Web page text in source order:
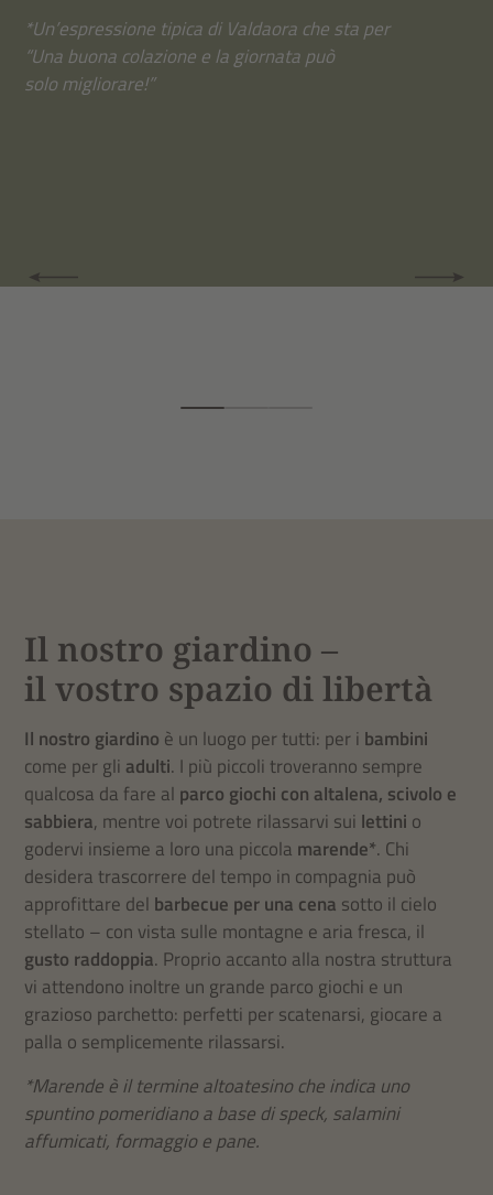
*Un’espressione tipica di Valdaora che sta per
“Una buona colazione e la giornata può
solo migliorare!”
Il nostro giardino –
il vostro spazio di libertà
Il nostro giardino è un luogo per tutti: per i bambini
come per gli adulti. I più piccoli troveranno sempre
qualcosa da fare al parco giochi con altalena, scivolo e
sabbiera, mentre voi potrete rilassarvi sui lettini o
godervi insieme a loro una piccola marende*. Chi
desidera trascorrere del tempo in compagnia può
approfittare del barbecue per una cena sotto il cielo
stellato – con vista sulle montagne e aria fresca, il
gusto raddoppia. Proprio accanto alla nostra struttura
vi attendono inoltre un grande parco giochi e un
grazioso parchetto: perfetti per scatenarsi, giocare a
palla o semplicemente rilassarsi.
*Marende è il termine altoatesino che indica uno
spuntino pomeridiano a base di speck, salamini
affumicati, formaggio e pane.